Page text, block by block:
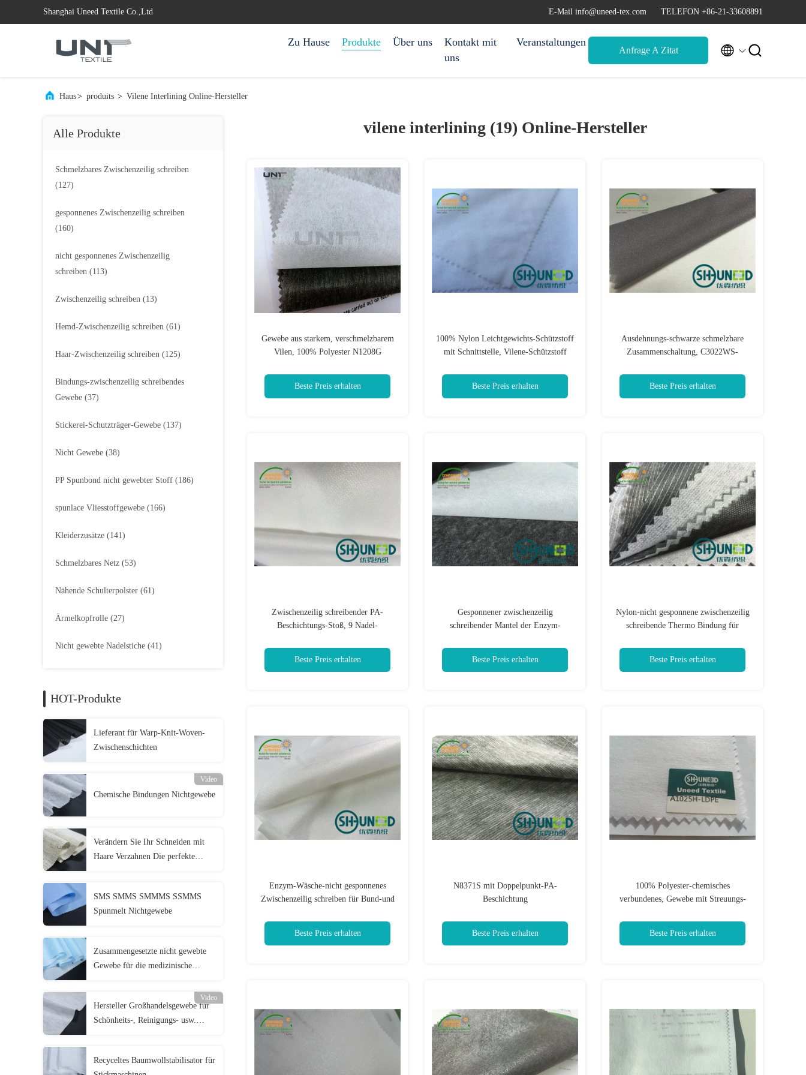
Shanghai Uneed Textile Co.,Ltd E-Mail info@uneed-tex.com TELEFON +86-21-33608891
Zu Hause Produkte Über uns
Kontakt mit
uns
Veranstaltungen
Anfrage A Zitat  
Haus> produits > Vilene Interlining Online-Hersteller
Alle Produkte
Schmelzbares Zwischenzeilig schreiben
(127)
gesponnenes Zwischenzeilig schreiben
(160)
nicht gesponnenes Zwischenzeilig
schreiben (113)
Zwischenzeilig schreiben (13)
Hemd-Zwischenzeilig schreiben (61)
Haar-Zwischenzeilig schreiben (125)
Bindungs-zwischenzeilig schreibendes
Gewebe (37)
Stickerei-Schutzträger-Gewebe (137)
Nicht Gewebe (38)
PP Spunbond nicht gewebter Stoff (186)
spunlace Vliesstoffgewebe (166)
Kleiderzusätze (141)
Schmelzbares Netz (53)
Nähende Schulterpolster (61)
Ärmelkopfrolle (27)
Nicht gewebte Nadelstiche (41)
HOT-Produkte
Lieferant für Warp-Knit-Woven-
Zwischenschichten
Video
Chemische Bindungen Nichtgewebe
Verändern Sie Ihr Schneiden mit
Haare Verzahnen Die perfekte
SMS SMMS SMMMS SSMMS
Spunmelt Nichtgewebe
Zusammengesetzte nicht gewebte
Gewebe für die medizinische
Video
Hersteller Großhandelsgewebe für
Schönheits-, Reinigungs- usw.
Recyceltes Baumwollstabilisator für
vilene interlining (19) Online-Hersteller
Gewebe aus starkem, verschmelzbarem
Vilen, 100% Polyester N1208G
Beste Preis erhalten
100% Nylon Leichtgewichts-Schützstoff
mit Schnittstelle, Vilene-Schützstoff
Beste Preis erhalten
Ausdehnungs-schwarze schmelzbare
Zusammenschaltung, C3022WS-
Beste Preis erhalten
Zwischenzeilig schreibender PA-
Beschichtungs-Stoß, 9 Nadel-
Beste Preis erhalten
Gesponnener zwischenzeilig
schreibender Mantel der Enzym-
Beste Preis erhalten
Nylon-nicht gesponnene zwischenzeilig
schreibende Thermo Bindung für
Beste Preis erhalten
Enzym-Wäsche-nicht gesponnenes
Zwischenzeilig schreiben für Bund-und
Beste Preis erhalten
N8371S mit Doppelpunkt-PA-
Beschichtung
Beste Preis erhalten
100% Polyester-chemisches
verbundenes, Gewebe mit Streuungs-
Beste Preis erhalten